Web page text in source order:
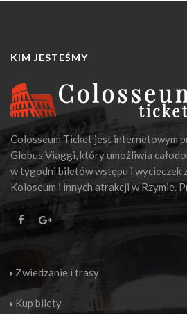
KIM JESTEŚMY
Colosseum Ticket jest internetowym
Globus Viaggi, który umożliwia
w tygodni biletów wstępu i wycieczek
Koloseum i innych atrakcji w Rzymie.
Zwiedzanie i trasy
Kup bilety